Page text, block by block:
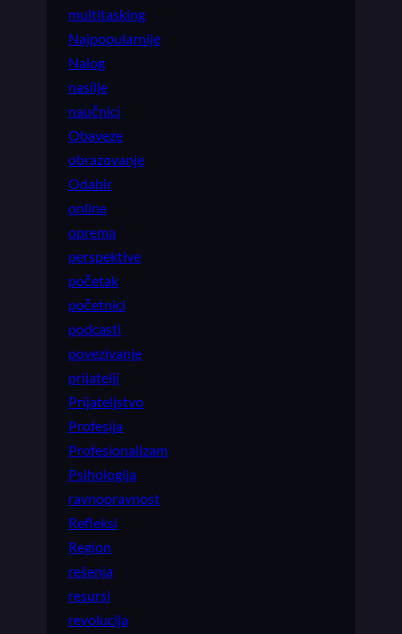
multitasking
Najpopularnije
Nalog
nasilje
naučnici
Obaveze
obrazovanje
Odabir
online
oprema
perspektive
početak
početnici
podcasti
povezivanje
prijatelji
Prijateljstvo
Profesija
Profesionalizam
Psihologija
ravnopravnost
Refleksi
Region
rešenja
resursi
revolucija